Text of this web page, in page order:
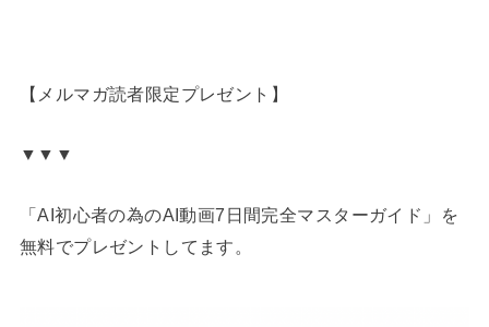
【メルマガ読者限定プレゼント】
▼▼▼
「AI初心者の為のAI動画7日間完全マスターガイド」を
無料でプレゼントしてます。